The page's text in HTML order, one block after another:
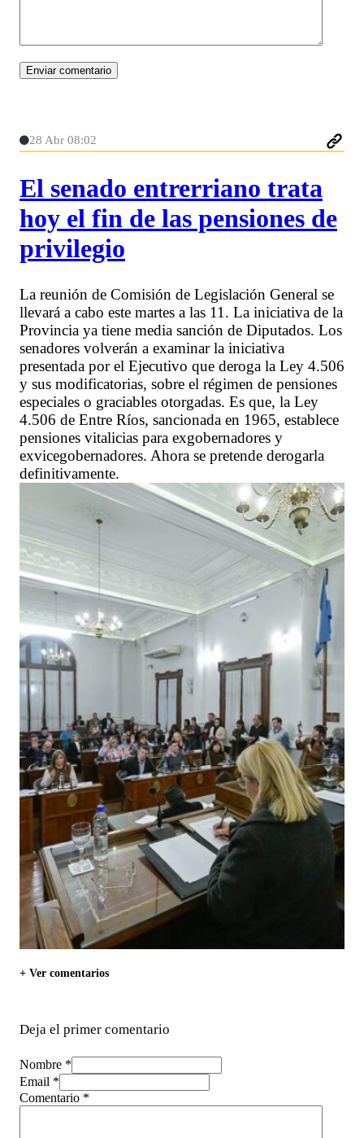
28 Abr 08:02
El senado entrerriano trata
hoy el fin de las pensiones de
privilegio
La reunión de Comisión de Legislación General se
llevará a cabo este martes a las 11. La iniciativa de la
Provincia ya tiene media sanción de Diputados. Los
senadores volverán a examinar la iniciativa
presentada por el Ejecutivo que deroga la Ley 4.506
y sus modificatorias, sobre el régimen de pensiones
especiales o graciables otorgadas. Es que, la Ley
4.506 de Entre Ríos, sancionada en 1965, establece
pensiones vitalicias para exgobernadores y
exvicegobernadores. Ahora se pretende derogarla
definitivamente.
+ Ver comentarios
Deja el primer comentario
Nombre *
Email *
Comentario *